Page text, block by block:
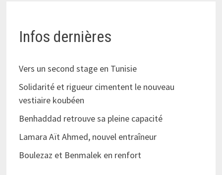
Infos dernières
Vers un second stage en Tunisie
Solidarité et rigueur cimentent le nouveau
vestiaire koubéen
Benhaddad retrouve sa pleine capacité
Lamara Aït Ahmed, nouvel entraîneur
Boulezaz et Benmalek en renfort